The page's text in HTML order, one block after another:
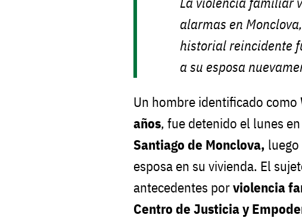
alarmas en
historial reincidente
a su esposa
Un hombre identificado como
años, fue detenido el lunes
Santiago de Monclova,
esposa en su vivienda. El
antecedentes porviolencia
Centro de Justicia y